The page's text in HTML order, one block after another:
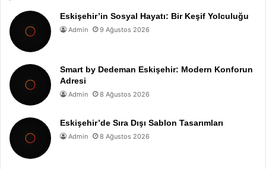
Eskişehir’in Sosyal Hayatı: Bir Keşif Yolculuğu
Admin 9 Ağustos 2026
Smart by Dedeman Eskişehir: Modern Konforun
Adresi
Admin 8 Ağustos 2026
Eskişehir’de Sıra Dışı Sablon Tasarımları
Admin 8 Ağustos 2026